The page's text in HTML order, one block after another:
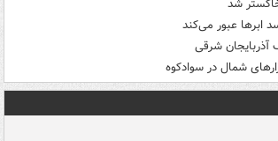
ابرها عبور می‌کند
آذربایجان شرقی
شمال در سوادکوه